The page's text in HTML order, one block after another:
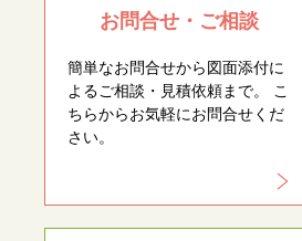
お問合せ・ご相談
簡単なお問合せから図面添付に
よるご相談・見積依頼まで。 こ
ちらからお気軽にお問合せくだ
さい。